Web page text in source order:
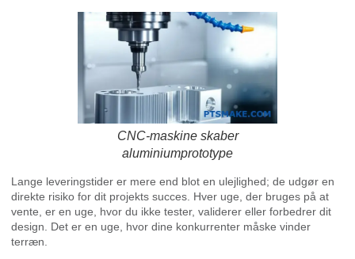
CNC-maskine skaber
aluminiumprototype
Lange leveringstider er mere end blot en ulejlighed; de udgør en
direkte risiko for dit projekts succes. Hver uge, der bruges på at
vente, er en uge, hvor du ikke tester, validerer eller forbedrer dit
design. Det er en uge, hvor dine konkurrenter måske vinder
terræn.